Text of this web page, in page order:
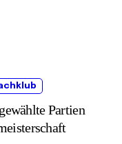
Partien